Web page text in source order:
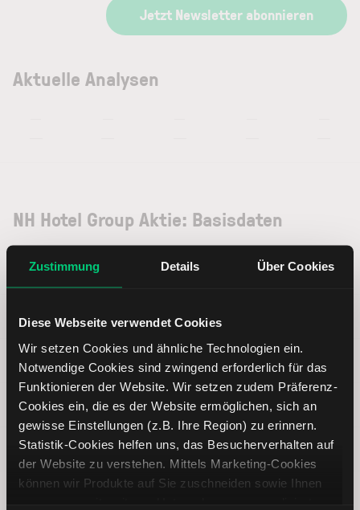
Zustimmung Details Über Cookies
Diese Webseite verwendet Cookies
Wir setzen Cookies und ähnliche Technologien ein.
Notwendige Cookies sind zwingend erforderlich für das
Funktionieren der Website. Wir setzen zudem Präferenz-
Cookies ein, die es der Website ermöglichen, sich an
gewisse Einstellungen (z.B. Ihre Region) zu erinnern.
Statistik-Cookies helfen uns, das Besucherverhalten auf
der Website zu verstehen. Mittels Marketing-Cookies
können wir Produkte auf Sie zuschneiden sowie Ihnen
Jetzt Newsletter abonnieren
Aktuelle Analysen
NH Hotel Group Aktie: Basisdaten
ISIN ES0161560018
Symbol NHH
Typ Aktie
Währung EUR
Land Spanien